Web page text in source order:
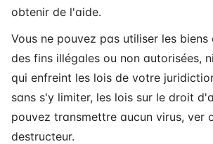
obtenir de l'aide.
Vous ne pouvez pas utiliser les biens
des fins illégales ou non autorisées,
qui enfreint les lois de votre
sans s'y limiter, les lois sur le droit
pouvez transmettre aucun virus, ver
destructeur.